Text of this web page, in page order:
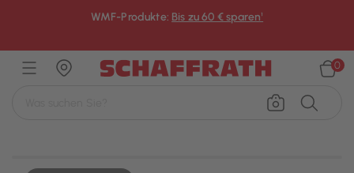
WMF-Produkte: Bis zu 60 € sparen¹
0